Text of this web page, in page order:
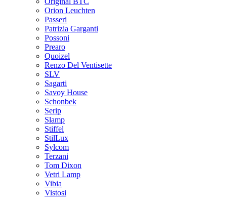
Orion Leuchten
Passeri
Patrizia Garganti
Possoni
Prearo
Quoizel
Renzo Del Ventisette
SLV
Sagarti
Savoy House
Schonbek
Serip
Slamp
Stiffel
StilLux
Sylcom
Terzani
Tom Dixon
Vetri Lamp
Vibia
Vistosi